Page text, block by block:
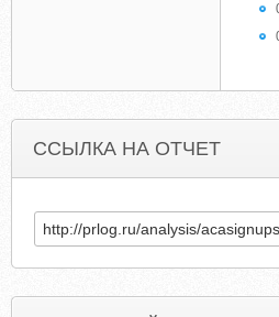
ССЫЛКА НА ОТЧЕТ